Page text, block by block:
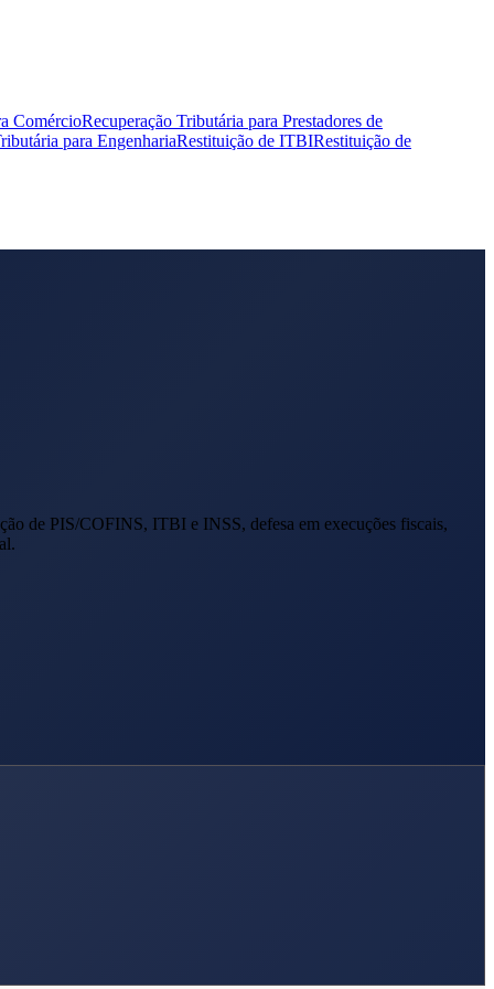
ComércioRecuperação Tributária para Prestadores de
para EngenhariaRestituição de ITBIRestituição de
de PIS/COFINS, ITBI e INSS, defesa em execuções fiscais,